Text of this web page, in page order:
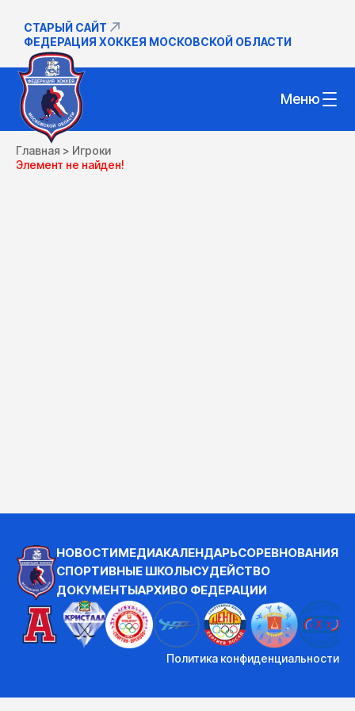
СТАРЫЙ САЙТ
ФЕДЕРАЦИЯ ХОККЕЯ МОСКОВСКОЙ ОБЛАСТИ
Меню
Главная > Игроки
Элемент не найден!
НОВОСТИМЕДИАКАЛЕНДАРЬСОРЕВНОВАНИЯ
СПОРТИВНЫЕ ШКОЛЫСУДЕЙСТВО
ДОКУМЕНТЫАРХИВО ФЕДЕРАЦИИ
Политика конфиденциальности